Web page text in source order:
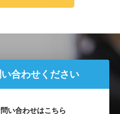
合わせください
い合わせはこちら